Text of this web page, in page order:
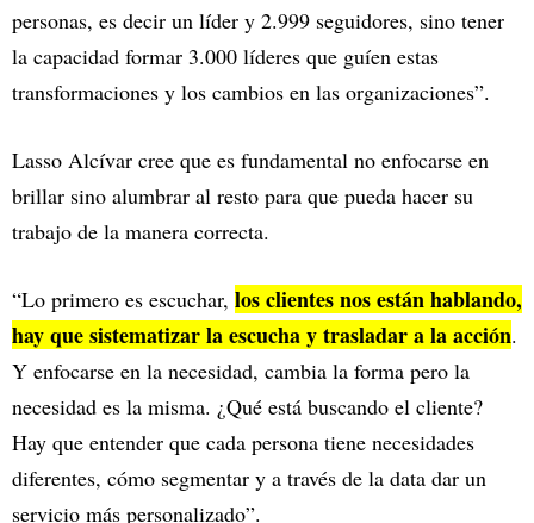
personas, es decir un líder y 2.999 seguidores, sino tener
la capacidad formar 3.000 líderes que guíen estas
transformaciones y los cambios en las organizaciones”.
Lasso Alcívar cree que es fundamental no enfocarse en
brillar sino alumbrar al resto para que pueda hacer su
trabajo de la manera correcta.
“Lo primero es escuchar, los clientes nos están hablando,
hay que sistematizar la escucha y trasladar a la acción.
Y enfocarse en la necesidad, cambia la forma pero la
necesidad es la misma. ¿Qué está buscando el cliente?
Hay que entender que cada persona tiene necesidades
diferentes, cómo segmentar y a través de la data dar un
servicio más personalizado”.